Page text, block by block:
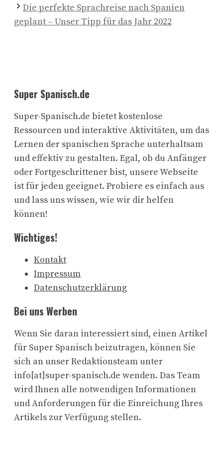
Die perfekte Sprachreise nach Spanien
geplant – Unser Tipp für das Jahr 2022
Super Spanisch.de
Super-Spanisch.de bietet kostenlose
Ressourcen und interaktive Aktivitäten, um das
Lernen der spanischen Sprache unterhaltsam
und effektiv zu gestalten. Egal, ob du Anfänger
oder Fortgeschrittener bist, unsere Webseite
ist für jeden geeignet. Probiere es einfach aus
und lass uns wissen, wie wir dir helfen
können!
Wichtiges!
Kontakt
Impressum
Datenschutzerklärung
Bei uns Werben
Wenn Sie daran interessiert sind, einen Artikel
für Super Spanisch beizutragen, können Sie
sich an unser Redaktionsteam unter
info[at]super-spanisch.de wenden. Das Team
wird Ihnen alle notwendigen Informationen
und Anforderungen für die Einreichung Ihres
Artikels zur Verfügung stellen.